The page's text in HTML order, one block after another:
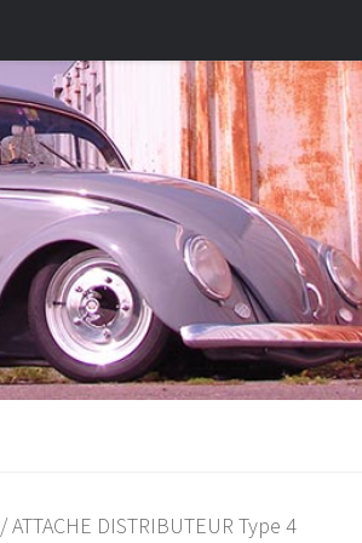
/ ATTACHE DISTRIBUTEUR Type 4